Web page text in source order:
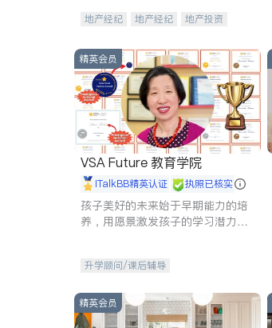
地产经纪 地产经纪
地产投资
精英会员
VSA Future 教育学院
iTalkBB精英认证 执照已核实
孩子美好的未来始于早期能力的培
养，用愿景激发孩子的学习潜力和
升学顾问/课后辅导
精英会员